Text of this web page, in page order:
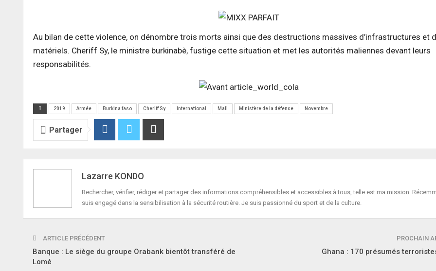
Au bilan de cette violence, on dénombre trois morts ainsi que des destructions massives d’infrastructures et
matériels. Cheriff Sy, le ministre burkinabè, fustige cette situation et met les autorités maliennes devant leurs
responsabilités.
2019 Armée Burkina faso Cheriff Sy International Mali Ministère de la défense Novembre
Partager
Lazarre KONDO
Rechercher, vérifier, rédiger et partager des informations compréhensibles et accessibles à tous, telle est ma mission.
suis engagé dans la sensibilisation à la sécurité routière. Je suis passionné du sport et de la culture.
ARTICLE PRÉCÉDENT
Banque : Le siège du groupe Orabank bientôt transféré de
Lomé
PROCHAIN
Ghana : 170 présumés